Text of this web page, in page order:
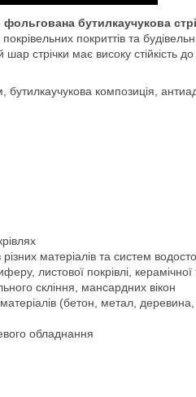
бутилкаучукова
покриттів та
стрічки має високу стійкість
композиція,
матеріалів та систем
листової покрівлі,
скління, мансардних вікон
матеріалів (бетон, метал,
обладнання